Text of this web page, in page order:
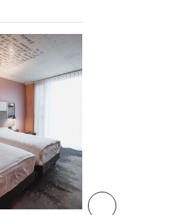
Suivant - Chambre